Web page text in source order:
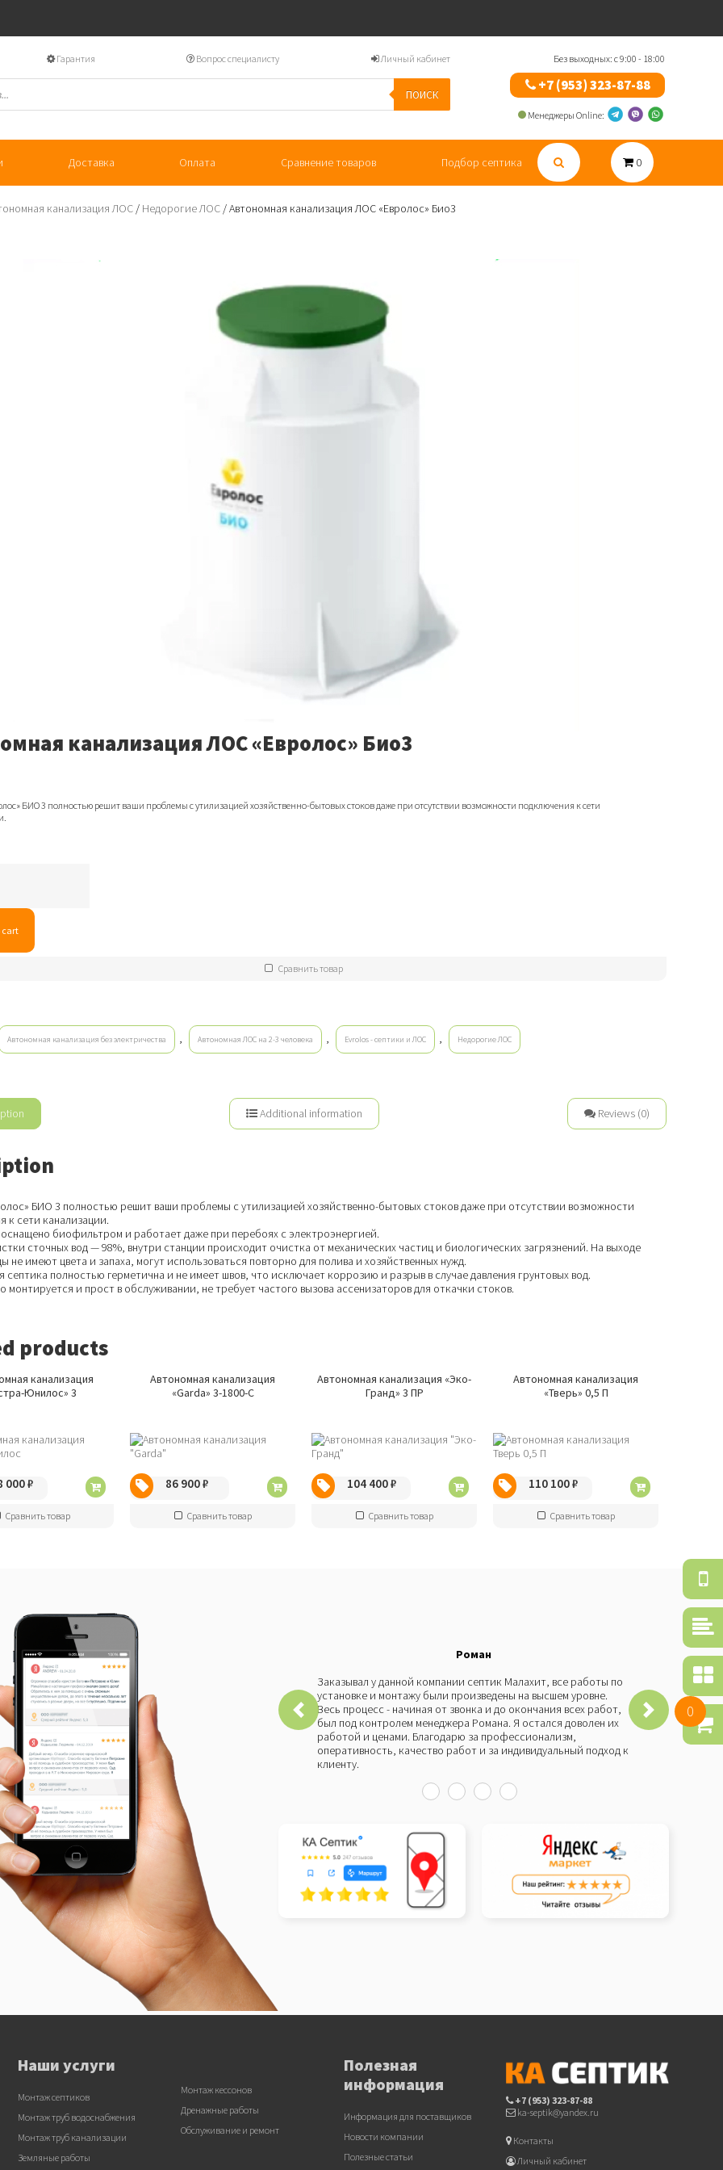
Гарантия Вопрос специалисту Личный кабинет
ПОИСК
Без выходных: с 9:00 - 18:00
+7 (953) 323-87-88
Менеджеры Online:
Доставка Оплата Сравнение товаров Подбор септика 0
канализация ЛОС / Недорогие ЛОС / Автономная канализация ЛОС «Евролос» Био3
канализация ЛОС «Евролос» Био3
БИО 3 полностью решит ваши проблемы с утилизацией хозяйственно-бытовых стоков даже при отсутствии возможности подключения к сети
cart
Сравнить товар
Автономная канализация без электричества , Автономная ЛОС на 2-3 человека , Evrolos - септики и ЛОС , Недорогие ЛОС
Additional information Reviews (0)
БИО 3 полностью решит ваши проблемы с утилизацией хозяйственно-бытовых стоков даже при отсутствии возможности
к сети канализации.
биофильтром и работает даже при перебоях с электроэнергией.
сточных вод — 98%, внутри станции происходит очистка от механических частиц и биологических загрязнений. На выходе
не имеют цвета и запаха, могут использоваться повторно для полива и хозяйственных нужд.
септика полностью герметична и не имеет швов, что исключает коррозию и разрыв в случае давления грунтовых вод.
монтируется и прост в обслуживании, не требует частого вызова ассенизаторов для откачки стоков.
products
канализация
Юнилос» 3
000₽
Сравнить товар
Автономная канализация
«Garda» 3-1800-С
86 900₽
Сравнить товар
Автономная канализация «Эко-
Гранд» 3 ПР
104 400₽
Сравнить товар
Автономная канализация
«Тверь» 0,5 П
110 100₽
Сравнить товар
Роман
Заказывал у данной компании септик Малахит, все работы по
установке и монтажу были произведены на высшем уровне.
Весь процесс - начиная от звонка и до окончания всех работ,
был под контролем менеджера Романа. Я остался доволен их
работой и ценами. Благодарю за профессионализм,
оперативность, качество работ и за индивидуальный подход к
клиенту.
Наши услуги
Монтаж септиков
Монтаж труб водоснабжения
Монтаж труб канализации
Земляные работы
Монтаж кессонов
Дренажные работы
Обслуживание и ремонт
Полезная
информация
Информация для поставщиков
Новости компании
Полезные статьи
+7 (953) 323-87-88
ka-septik@yandex.ru
Контакты
Личный кабинет
0